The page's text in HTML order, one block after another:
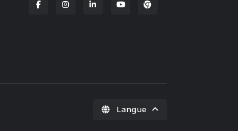
Extension Chrome
Langue